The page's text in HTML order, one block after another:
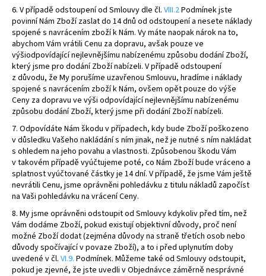
6. V případě odstoupení od Smlouvy dle čl. VIII.2Podmínek jste
povinní Nám Zboží zaslat do 14 dnů od odstoupení a nesete náklady
spojené s navrácením zboží k Nám. Vy máte naopak nárok na to,
abychom Vám vrátili Cenu za dopravu, avšak pouze ve
výšiodpovídající nejlevnějšímu nabízenému způsobu dodání Zboží,
který jsme pro dodání Zboží nabízeli. V případě odstoupení
z důvodu, že My porušíme uzavřenou Smlouvu, hradíme i náklady
spojené s navrácením zboží k Nám, ovšem opět pouze do výše
Ceny za dopravu ve výši odpovídající nejlevnějšímu nabízenému
způsobu dodání Zboží, který jsme při dodání Zboží nabízeli.
7. Odpovídáte Nám škodu v případech, kdy bude Zboží poškozeno
v důsledku Vašeho nakládání s ním jinak, než je nutné s ním nakládat
s ohledem na jeho povahu a vlastnosti. Způsobenou škodu Vám
v takovém případě vyúčtujeme poté, co Nám Zboží bude vráceno a
splatnost vyúčtované částky je 14 dní. V případě, že jsme Vám ještě
nevrátili Cenu, jsme oprávněni pohledávku z titulu nákladů započíst
na Vaši pohledávku na vrácení Ceny.
8. My jsme oprávněni odstoupit od Smlouvy kdykoliv před tím, než
Vám dodáme Zboží, pokud existují objektivní důvody, proč není
možné Zboží dodat (zejména důvody na straně třetích osob nebo
důvody spočívající v povaze Zboží), a to i před uplynutím doby
uvedené v čl. VI.9. Podmínek. Můžeme také od Smlouvy odstoupit,
pokud je zjevné, že jste uvedli v Objednávce záměrně nesprávné